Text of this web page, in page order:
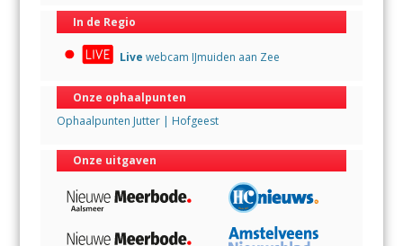
In de Regio
Live webcam IJmuiden aan Zee
Onze ophaalpunten
Ophaalpunten Jutter | Hofgeest
Onze uitgaven